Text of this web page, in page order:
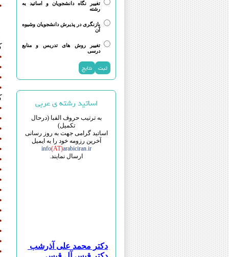
تغییر نگاه دانشجویان و اساتید به
رشته
بازنگری در پذیرش دانشجویان وشیوه
آن
تغییر روش های تدریس و منابع
درسی
اساتید رشته ی عربی
به ترتیب حروف الفبا (درحال
تکمیل)
اساتید گرامی جهت به روز رسانی
آخرین رزومه خود را به ایمیل
info(AT)arabiciran.ir
ارسال نمایند.
دکتر محمد علی آذرشب
دکتر قیس آل قیس
•
•
•
•
•
•
•
•
•
•
•
•
•
•
•
•
•
•
•
•